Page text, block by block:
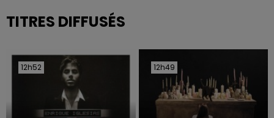
TITRES DIFFUSÉS
12h52
12h52 12h49
12h49